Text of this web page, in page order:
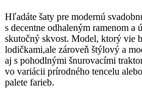
Hľadáte šaty pre modernú
s decentne odhaleným ramenom a
skutočný skvost. Model, ktorý vie
lodičkami,ale zároveň štýlový a
aj s pohodlnými šnurovacími
vo variácii prírodného tencelu
palete farieb.